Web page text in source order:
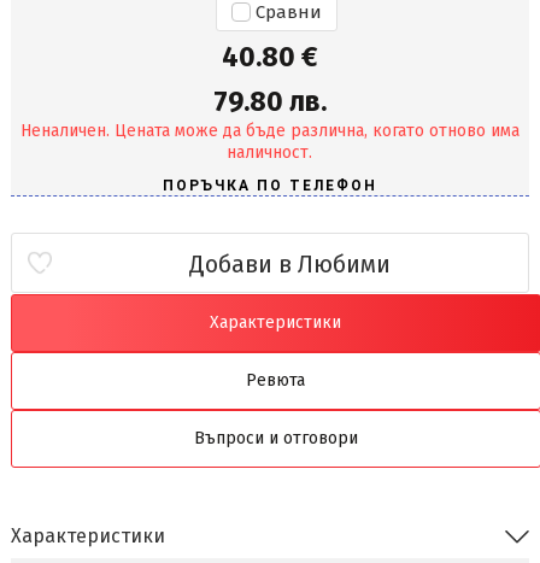
Сравни
40.80 €
79.80 лв.
Неналичен. Цената може да бъде различна, когато отново има
наличност.
Добави в Любими
Характеристики
Ревюта
Въпроси и отговори
Характеристики